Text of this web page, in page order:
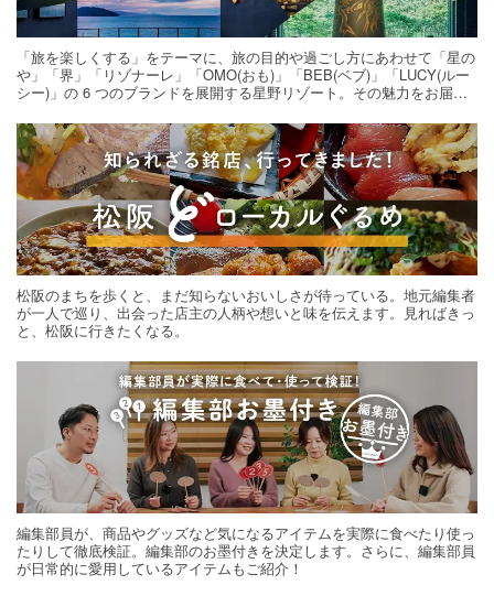
「旅を楽しくする」をテーマに、旅の目的や過ごし方にあわせて「星の
や」「界」「リゾナーレ」「OMO(おも)」「BEB(ベブ)」「LUCY(ルー
シー)」の 6 つのブランドを展開する星野リゾート。その魅力をお届け
松阪のまちを歩くと、まだ知らないおいしさが待っている。地元編集者
が一人で巡り、出会った店主の人柄や想いと味を伝えます。見ればきっ
と、松阪に行きたくなる。
編集部員が、商品やグッズなど気になるアイテムを実際に食べたり使っ
たりして徹底検証。編集部のお墨付きを決定します。さらに、編集部員
が日常的に愛用しているアイテムもご紹介！